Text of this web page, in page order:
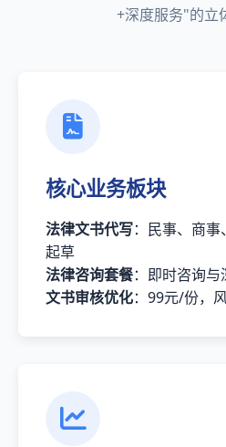
+深度服务"的立
核心业务板块
法律文书代写：民事、商
起草
法律咨询套餐：即时咨询
文书审核优化：99元/份，